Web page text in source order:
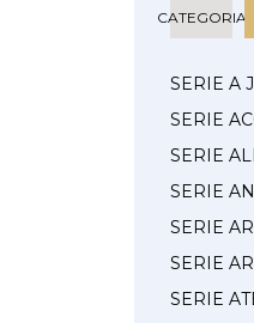
CATEGORIA
SERIE A
SERIE
SERIE
SERIE
SERIE
SERIE
SERIE